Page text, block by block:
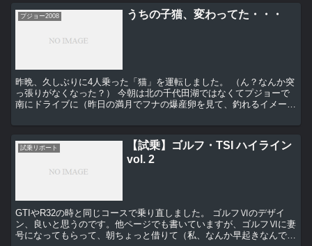
プジョー2008 うちの子猫、変わってた・・・
昨晩、久しぶりに4人乗った「猫」を運転しました。 （ん？なんか突
っ張りがなくなった？） 今朝は北の千代田湖ではなくてプジョーで
南にドライブに（昨日の満月でフナの爆産卵を見て、釣れるイメージ
試乗リポート
【試乗】ゴルフ・TSI ハイライン
vol. 2
GTIやR32の時と同じコースで乗り直しました。 ゴルフⅥのデザイ
ン、良いと思うのです。他ページでも書いていますが、ゴルフⅥに妻
号になってもらって、朝ちょっと借りて（私、なんか早起きなんで